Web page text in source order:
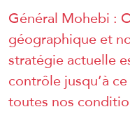
Général Mohebi :
géographique et
stratégie actuelle
contrôle jusqu’à
toutes nos